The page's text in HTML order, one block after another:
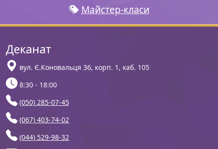
Майстер-класи
Деканат
вул. Є.Коновальця 36, корп. 1, каб. 105
8:30 - 18:00
(050) 285-07-45
(067) 403-74-02
(044) 529-98-32